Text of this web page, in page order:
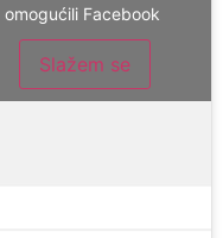
omogućili Facebook
Slažem se